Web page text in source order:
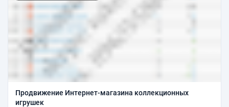
Продвижение Интернет-магазина коллекционных
игрушек